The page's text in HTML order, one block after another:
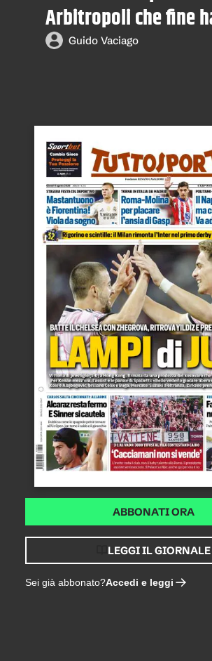
Arbitropoli che fine
Guido Vaciago
ABBONATI ORA
LEGGI IL GIORNALE
Sei già abbonato?Accedi e leggi